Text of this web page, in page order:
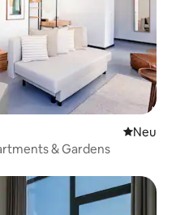
Neue
Neu
& Gardens